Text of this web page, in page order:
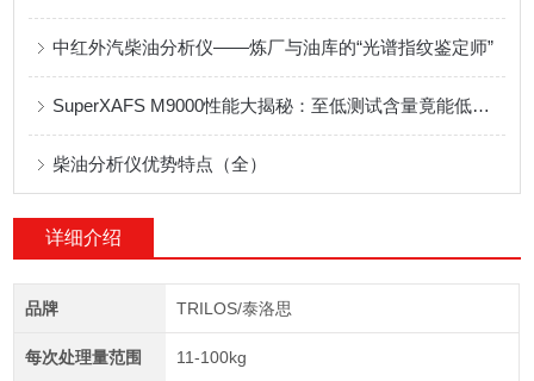
中红外汽柴油分析仪——炼厂与油库的“光谱指纹鉴定师”
SuperXAFS M9000性能大揭秘：至低测试含量竟能低于 0.1%
柴油分析仪优势特点（全）
详细介绍
品牌 TRILOS/泰洛思
每次处理量范围 11-100kg